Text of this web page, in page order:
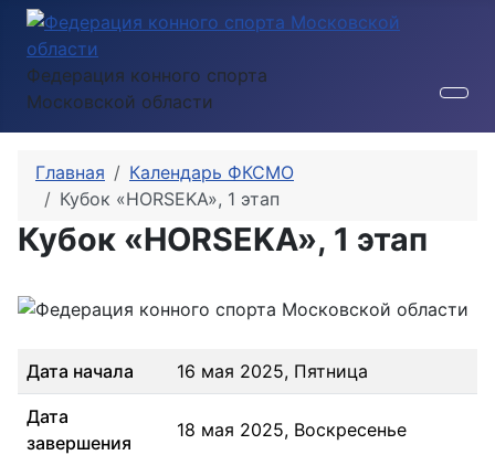
Федерация конного спорта
Московской области
Главная
Календарь ФКСМО
Кубок «HORSEKA», 1 этап
Кубок «HORSEKA», 1 этап
Дата начала 16 мая 2025, Пятница
Дата
завершения
18 мая 2025, Воскресенье